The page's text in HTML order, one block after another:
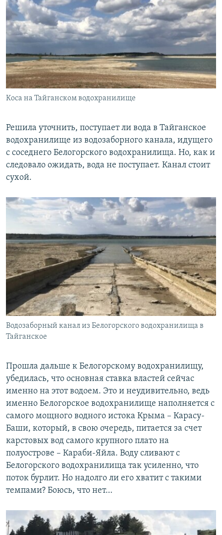
Коса на Тайганском водохранилище
Решила уточнить, поступает ли вода в Тайганское
водохранилище из водозаборного канала, идущего
с соседнего Белогорского водохранилища. Но, как и
следовало ожидать, вода не поступает. Канал стоит
сухой.
Водозаборный канал из Белогорского водохранилища в
Тайганское
Прошла дальше к Белогорскому водохранилищу,
убедилась, что основная ставка властей сейчас
именно на этот водоем. Это и неудивительно, ведь
именно Белогорское водохранилище наполняется с
самого мощного водного истока Крыма – Карасу-
Баши, который, в свою очередь, питается за счет
карстовых вод самого крупного плато на
полуострове – Караби-Яйла. Воду сливают с
Белогорского водохранилища так усиленно, что
поток бурлит. Но надолго ли его хватит с такими
темпами? Боюсь, что нет…